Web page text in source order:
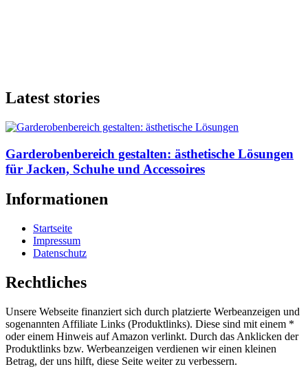
Latest stories
Garderobenbereich gestalten: ästhetische Lösungen
für Jacken, Schuhe und Accessoires
Informationen
Startseite
Impressum
Datenschutz
Rechtliches
Unsere Webseite finanziert sich durch platzierte Werbeanzeigen und
sogenannten Affiliate Links (Produktlinks). Diese sind mit einem *
oder einem Hinweis auf Amazon verlinkt. Durch das Anklicken der
Produktlinks bzw. Werbeanzeigen verdienen wir einen kleinen
Betrag, der uns hilft, diese Seite weiter zu verbessern.